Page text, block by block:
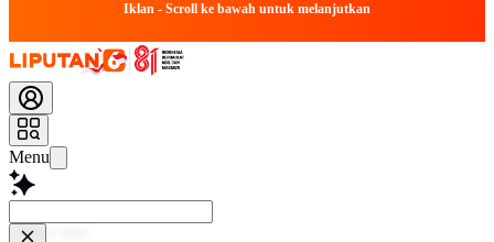
Iklan - Scroll ke bawah untuk melanjutkan
Menu
Baca l